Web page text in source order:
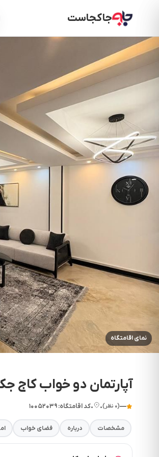
جاکجاست
نمای اقامتگاه
آپارتمان دو خواب کاج
—(۰ نظر) •
•کد اقامتگاه: ۱۰۰۵۲۰۳۹
مشخصات درباره فضای خواب